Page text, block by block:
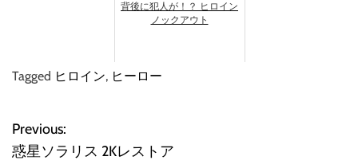
背後に犯人が！？ ヒロイン
ノックアウト
Tagged ヒロイン, ヒーロー
投
Previous:
惑星ソラリス 2Kレストア